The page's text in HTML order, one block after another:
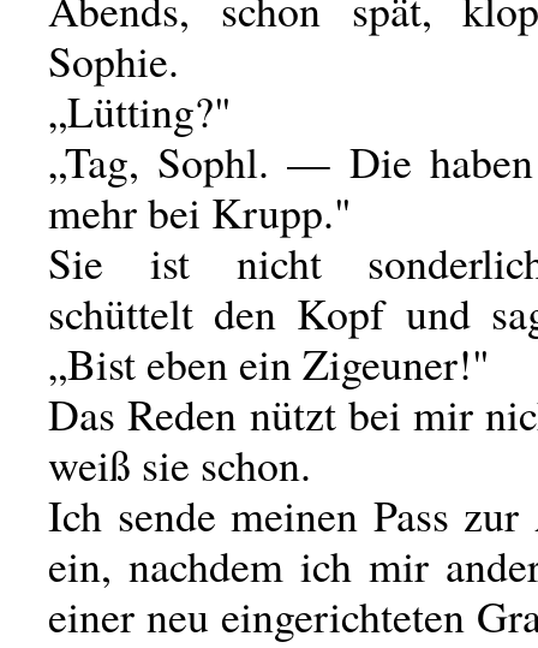
Sophie.
„Lütting?"
„Tag, Sophl. — Die
mehr bei Krupp."
Sie ist nicht
schüttelt den Kopf und
„Bist eben ein Zigeuner!"
Das Reden nützt bei mir
weiß sie schon.
Ich sende meinen Pass
ein, nachdem ich mir
einer neu eingerichteten